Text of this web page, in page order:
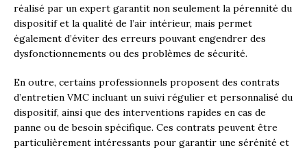
réalisé par un expert garantit non seulement la pérennité du
dispositif et la qualité de l’air intérieur, mais permet
également d’éviter des erreurs pouvant engendrer des
dysfonctionnements ou des problèmes de sécurité.
En outre, certains professionnels proposent des contrats
d’entretien VMC incluant un suivi régulier et personnalisé du
dispositif, ainsi que des interventions rapides en cas de
panne ou de besoin spécifique. Ces contrats peuvent être
particulièrement intéressants pour garantir une sérénité et